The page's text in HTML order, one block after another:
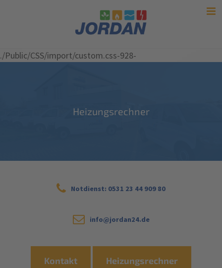
./Public/CSS/import/custom.css-928-
Heizungsrechner
Notdienst: 0531 23 44 909 80
info@jordan24.de
Kontakt Heizungsrechner